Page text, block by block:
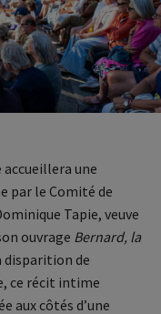
une
par le Comité de
Tapie, veuve
ouvrage Bernard, la
disparition de
ce récit intime
aux côtés d’une